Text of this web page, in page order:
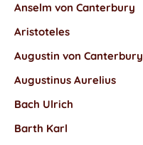
Anselm von Canterbury
Aristoteles
Augustin von Canterbury
Augustinus Aurelius
Bach Ulrich
Barth Karl